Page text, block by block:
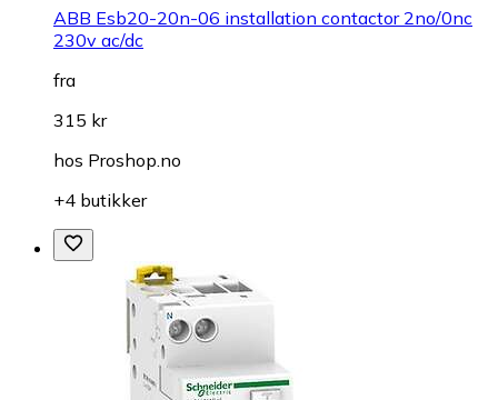
ABB Esb20-20n-06 installation contactor 2no/0nc
230v ac/dc
fra
315 kr
hos Proshop.no
+4 butikker